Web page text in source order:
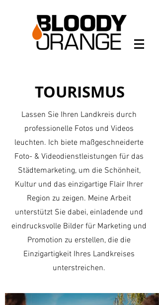
TOURISMUS
Lassen Sie Ihren Landkreis durch
professionelle Fotos und Videos
leuchten. Ich biete maßgeschneiderte
Foto- & Videodienstleistungen für das
Städtemarketing, um die Schönheit,
Kultur und das einzigartige Flair Ihrer
Region zu zeigen. Meine Arbeit
unterstützt Sie dabei, einladende und
eindrucksvolle Bilder für Marketing und
Promotion zu erstellen, die die
Einzigartigkeit Ihres Landkreises
unterstreichen.